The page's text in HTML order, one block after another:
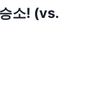
소! (vs.